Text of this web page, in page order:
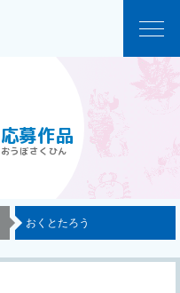
応募作品
おくとたろう